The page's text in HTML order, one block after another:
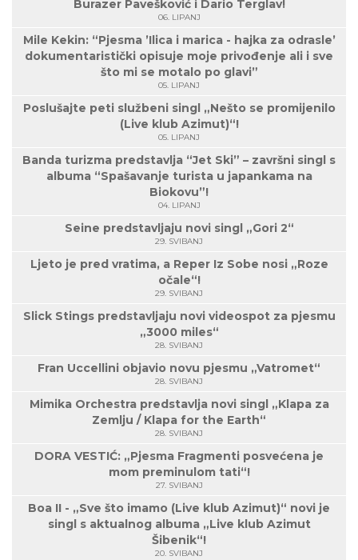
Burazer Pavešković i Dario Terglav!
06. LIPANJ
Mile Kekin: “Pjesma ’Ilica i marica - hajka za odrasle’
dokumentaristički opisuje moje privođenje ali i sve
što mi se motalo po glavi”
05. LIPANJ
Poslušajte peti službeni singl „Nešto se promijenilo
(Live klub Azimut)“!
05. LIPANJ
Banda turizma predstavlja “Jet Ski” – završni singl s
albuma “Spašavanje turista u japankama na
Biokovu”!
04. LIPANJ
Seine predstavljaju novi singl „Gori 2“
29. SVIBANJ
Ljeto je pred vratima, a Reper Iz Sobe nosi „Roze
očale“!
29. SVIBANJ
Slick Stings predstavljaju novi videospot za pjesmu
„3000 miles“
28. SVIBANJ
Fran Uccellini objavio novu pjesmu „Vatromet“
28. SVIBANJ
Mimika Orchestra predstavlja novi singl „Klapa za
Zemlju / Klapa for the Earth“
28. SVIBANJ
DORA VESTIĆ: „Pjesma Fragmenti posvećena je
mom preminulom tati“!
27. SVIBANJ
Boa II - „Sve što imamo (Live klub Azimut)“ novi je
singl s aktualnog albuma „Live klub Azimut
Šibenik“!
20. SVIBANJ